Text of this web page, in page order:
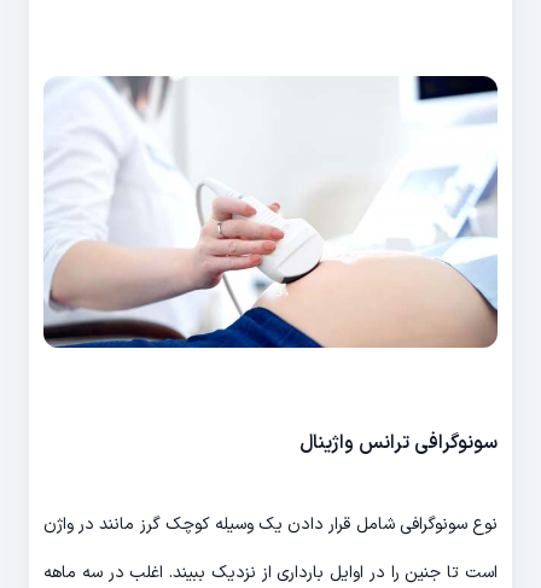
سونوگرافی ترانس واژینال
نوع سونوگرافی شامل قرار دادن یک وسیله کوچک گرز مانند در واژن
است تا جنین را در اوایل بارداری از نزدیک ببیند. اغلب در سه ماهه